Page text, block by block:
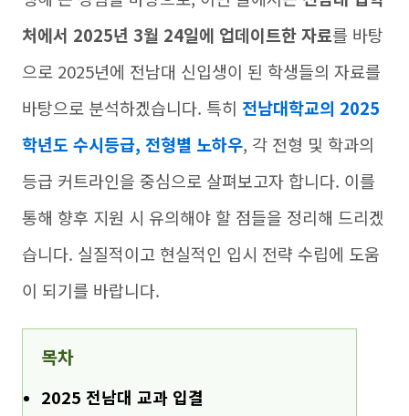
처에서 2025년 3월 24일에 업데이트한 자료를 바탕
으로 2025년에 전남대 신입생이 된 학생들의 자료를
바탕으로 분석하겠습니다. 특히 전남대학교의 2025
학년도 수시등급, 전형별 노하우, 각 전형 및 학과의
등급 커트라인을 중심으로 살펴보고자 합니다. 이를
통해 향후 지원 시 유의해야 할 점들을 정리해 드리겠
습니다. 실질적이고 현실적인 입시 전략 수립에 도움
이 되기를 바랍니다.
목차
2025 전남대 교과 입결